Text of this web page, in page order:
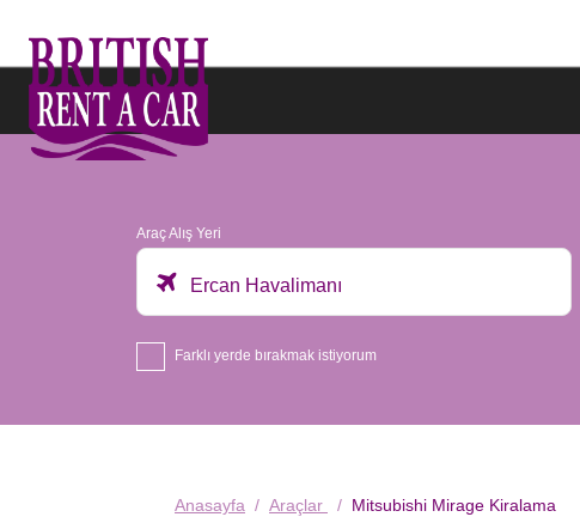
Araç Alış Yeri
Ercan Havalimanı
Farklı yerde bırakmak istiyorum
Anasayfa Araçlar Mitsubishi Mirage Kiralama